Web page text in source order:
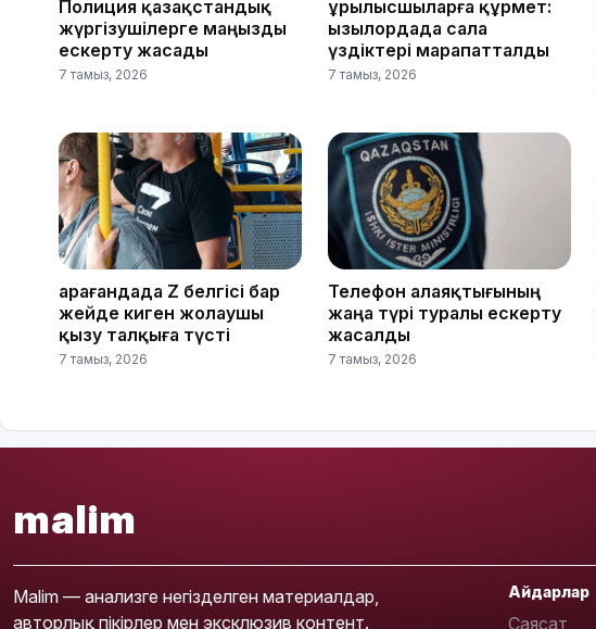
Полиция қазақстандық
жүргізушілерге маңызды
ескерту жасады
7 тамыз, 2026
Құрылысшыларға құрмет:
Қызылордада сала
үздіктері марапатталды
7 тамыз, 2026
Қарағандада Z белгісі бар
жейде киген жолаушы
қызу талқыға түсті
7 тамыз, 2026
Телефон алаяқтығының
жаңа түрі туралы ескерту
жасалды
7 тамыз, 2026
malim
Malim — анализге негізделген материалдар,
авторлық пікірлер мен эксклюзив контент.
Айдарлар
Саясат